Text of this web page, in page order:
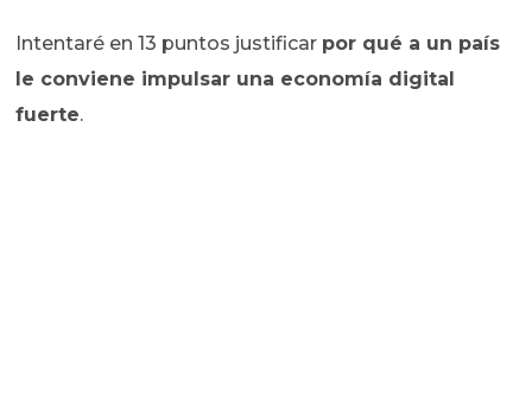
Intentaré en 13 puntos justificar por qué a un país
le conviene impulsar una economía digital
fuerte.